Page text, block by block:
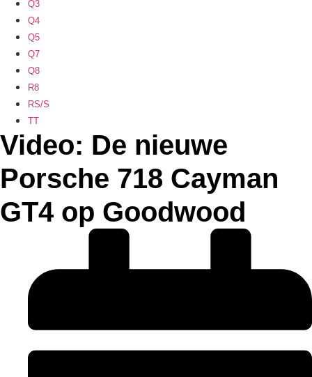
Q3
Q4
Q5
Q7
Q8
R8
RS/S
TT
Video: De nieuwe
Porsche 718 Cayman
GT4 op Goodwood